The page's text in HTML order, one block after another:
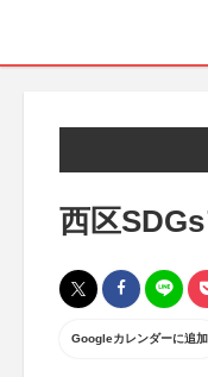
西区
Googleカレンダーに追加